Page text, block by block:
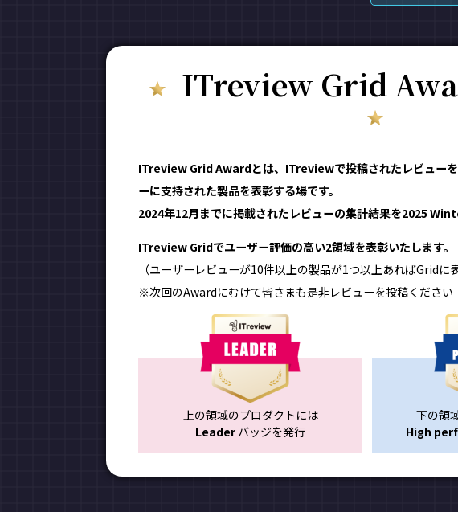
ITreview Grid
ITreview Grid Awardとは、ITreviewで投稿されたレビュー
ーに支持された製品を表彰する場です。
2024年12月までに掲載されたレビューの集計結果を2025
ITreview Gridでユーザー評価の高い2領域を表彰いたします。
（ユーザーレビューが10件以上の製品が1つ以上あればGridに表
※次回のAwardにむけて皆さまも是非レビューを投稿ください
上の領域のプロダクトには
Leader バッジを発行
下の領
High